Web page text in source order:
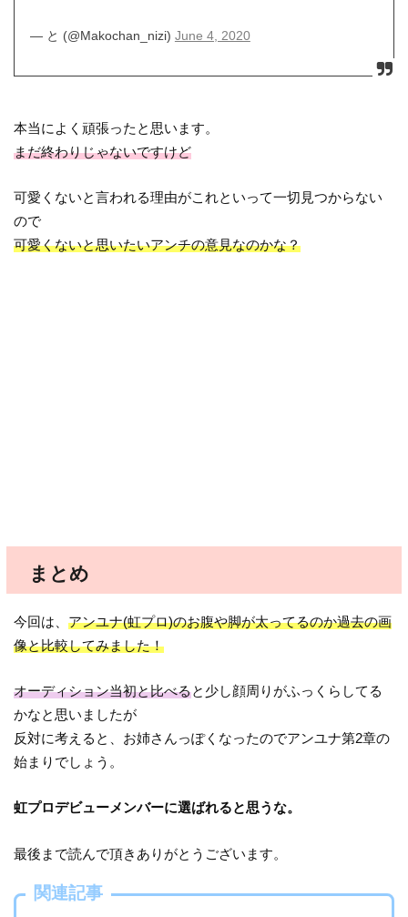
— と (@Makochan_nizi) June 4, 2020
本当によく頑張ったと思います。
まだ終わりじゃないですけど
可愛くないと言われる理由がこれといって一切見つからない
ので
可愛くないと思いたいアンチの意見なのかな？
まとめ
今回は、アンユナ(虹プロ)のお腹や脚が太ってるのか過去の画
像と比較してみました！
オーディション当初と比べると少し顔周りがふっくらしてる
かなと思いましたが
反対に考えると、お姉さんっぽくなったのでアンユナ第2章の
始まりでしょう。
虹プロデビューメンバーに選ばれると思うな。
最後まで読んで頂きありがとうございます。
関連記事